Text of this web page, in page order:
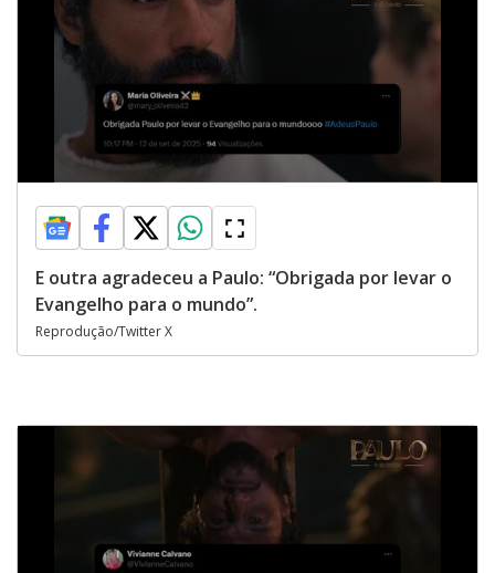
E outra agradeceu a Paulo: “Obrigada por levar o
Evangelho para o mundo”.
Reprodução/Twitter X